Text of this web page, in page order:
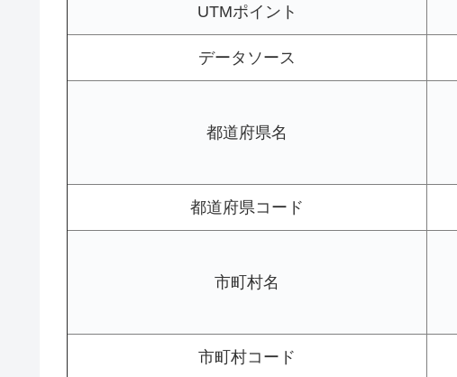
UTMポイント
データソース
都道府県名
都道府県コード
市町村名
市町村コード